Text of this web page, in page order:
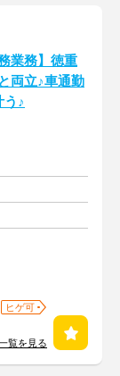
業務】徳重
両立♪車通勤
う♪
ヒゲ可
覧を見る